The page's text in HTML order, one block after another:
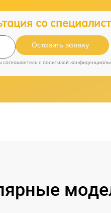
со
Оставить заявку
соглашаетесь c политикой